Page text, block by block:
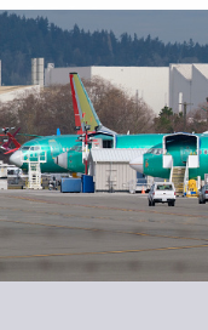
ไลฟ์สไตล์